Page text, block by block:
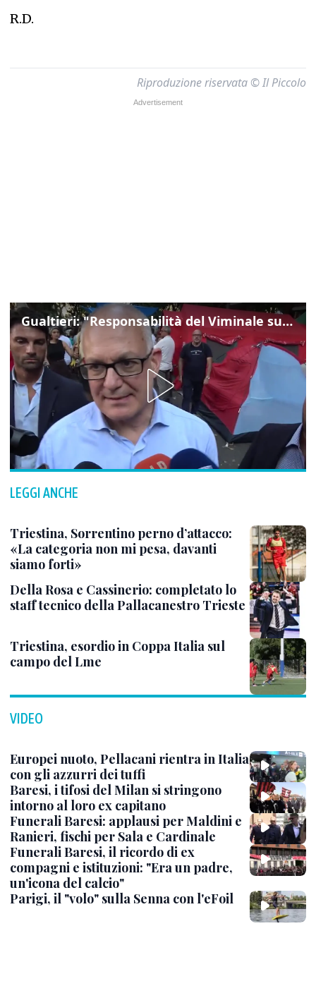
R.D.
Riproduzione riservata © Il Piccolo
Gualtieri: "Responsabilità del Viminale su Spin Time? La posizione dei partiti è nota"
LEGGI ANCHE
Triestina, Sorrentino perno d’attacco:
«La categoria non mi pesa, davanti
siamo forti»
Della Rosa e Cassinerio: completato lo
staff tecnico della Pallacanestro Trieste
Triestina, esordio in Coppa Italia sul
campo del Lme
VIDEO
Europei nuoto, Pellacani rientra in Italia
con gli azzurri dei tuffi
Baresi, i tifosi del Milan si stringono
intorno al loro ex capitano
Funerali Baresi: applausi per Maldini e
Ranieri, fischi per Sala e Cardinale
Funerali Baresi, il ricordo di ex
compagni e istituzioni: "Era un padre,
un'icona del calcio"
Parigi, il "volo" sulla Senna con l'eFoil